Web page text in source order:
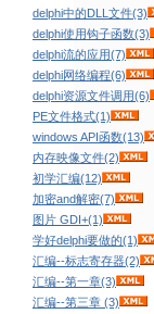
delphi中的DLL文件(3)
delphi使用钩子函数(3)
delphi流的应用(7)
delphi网络编程(6)
delphi资源文件调用(6)
PE文件格式(1)
windows API函数(13)
内存映像文件(2)
初学汇编(12)
加密and解密(7)
图片 GDI+(1)
学好delphi要做的(1)
汇编--标志寄存器(2)
汇编--第一章(3)
汇编--第三章 (3)